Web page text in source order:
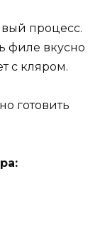
процесс.
филе вкусно
с кляром.
готовить